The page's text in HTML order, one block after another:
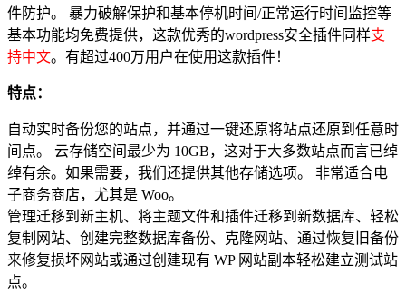
件防护。 暴力破解保护和基本停机时间/正常运行时间监控等
基本功能均免费提供，这款优秀的wordpress安全插件同样支
持中文。有超过400万用户在使用这款插件！
特点：
自动实时备份您的站点，并通过一键还原将站点还原到任意时
间点。 云存储空间最少为 10GB，这对于大多数站点而言已绰
绰有余。如果需要，我们还提供其他存储选项。 非常适合电
子商务商店，尤其是 Woo。
管理迁移到新主机、将主题文件和插件迁移到新数据库、轻松
复制网站、创建完整数据库备份、克隆网站、通过恢复旧备份
来修复损坏网站或通过创建现有 WP 网站副本轻松建立测试站
点。